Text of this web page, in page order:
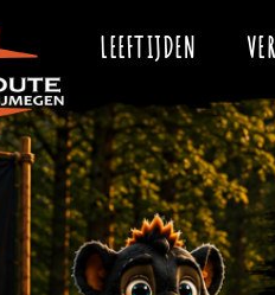
(op fietsafstand van
te werken en zelfstandig te
en
LEEFTIJDEN